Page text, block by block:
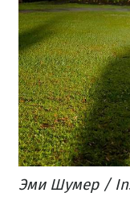
Эми Шумер /